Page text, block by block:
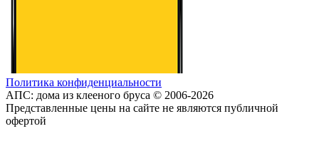
Политика конфиденциальности
АПС: дома из клееного бруса © 2006-2026
Представленные цены на сайте не являются публичной
офертой